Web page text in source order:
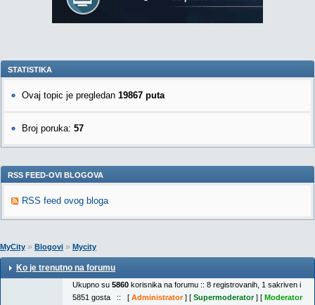
STATISTIKA
Ovaj topic je pregledan 19867 puta
Broj poruka: 57
RSS FEED-OVI BLOGOVA
RSS feed ovog bloga
MyCity » Blogovi » Mycity
Ko je trenutno na forumu
Ukupno su 5860 korisnika na forumu :: 8 registrovanih, 1 sakriven i
5851 gosta :: [ Administrator] [ Supermoderator] [ Moderator